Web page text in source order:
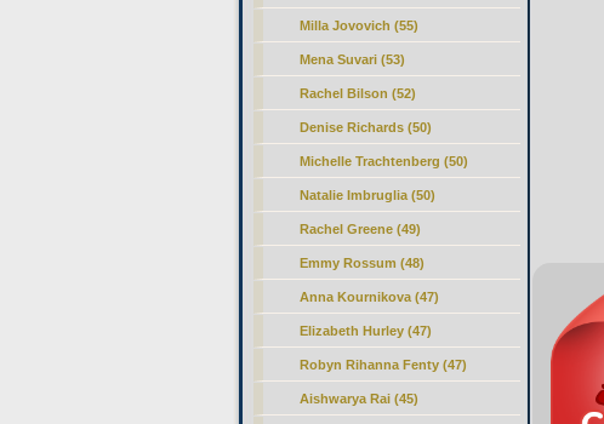
Milla Jovovich (55)
Mena Suvari (53)
Rachel Bilson (52)
Denise Richards (50)
Michelle Trachtenberg (50)
Natalie Imbruglia (50)
Rachel Greene (49)
Emmy Rossum (48)
Anna Kournikova (47)
Elizabeth Hurley (47)
Robyn Rihanna Fenty (47)
Aishwarya Rai (45)